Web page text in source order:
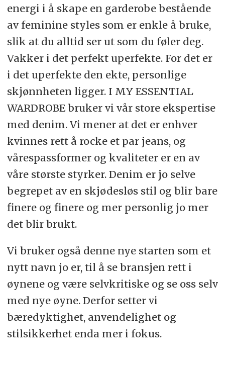
energi i å skape en garderobe bestående
av feminine styles som er enkle å bruke,
slik at du alltid ser ut som du føler deg.
Vakker i det perfekt uperfekte. For det er
i det uperfekte den ekte, personlige
skjønnheten ligger. I MY ESSENTIAL
WARDROBE bruker vi vår store ekspertise
med denim. Vi mener at det er enhver
kvinnes rett å rocke et par jeans, og
vårespassformer og kvaliteter er en av
våre største styrker. Denim er jo selve
begrepet av en skjødesløs stil og blir bare
finere og finere og mer personlig jo mer
det blir brukt.
Vi bruker også denne nye starten som et
nytt navn jo er, til å se bransjen rett i
øynene og være selvkritiske og se oss selv
med nye øyne. Derfor setter vi
bæredyktighet, anvendelighet og
stilsikkerhet enda mer i fokus.